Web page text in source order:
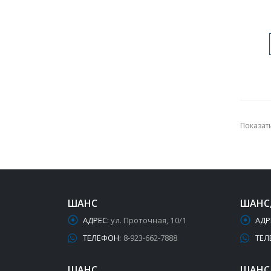
ШАНС
АДРЕС: ул. Проточная, 10/1
ТЕЛЕФОН: 8-923-662-7888